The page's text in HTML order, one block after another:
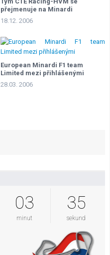
přejmenuje na Minardi
18.12. 2006
European Minardi F1 team
Limited mezi přihlášenými
28.03. 2006
03
minut
35
sekund